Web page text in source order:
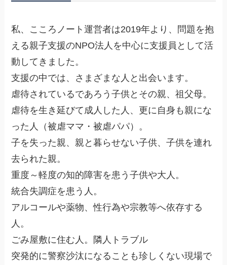
私、こころノート運営者は2019年より、問題を抱
える親子支援のNPO法人を中心に支援員として活
動してきました。
支援の中では、さまざまな人と出会います。
虐待されているであろう子供とその親、祖父母。
虐待を生き延びて成人した人、更に自身も親にな
った人（被虐ママ・被虐パパ）。
子を失った親、親と暮らせない子供、子供を連れ
去られた親。
重度～軽度の知的障害を患う子供や大人。
統合失調症を患う人。
アルコールや薬物、性行為や宗教等へ依存する
人。
ごみ屋敷に住む人。隣人トラブル
突発的に警察沙汰になることも珍しくない現場で